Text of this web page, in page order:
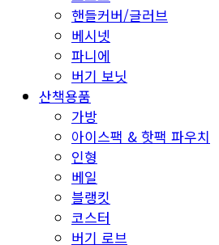
핸들커버/글러브
베시넷
파니에
버기 보닛
산책용품
가방
아이스팩 & 핫팩 파우치
인형
베일
블랭킷
코스터
버기 로브